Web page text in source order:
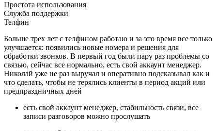
Простота использования
Служба поддержки
Телфин
Больше трех лет с телфином работаю и за это время все только
улучшается: появились новые номера и решения для
обработки звонков. В первый год были пару раз проблемы со
связью, сейчас все нормально, есть свой аккаунт менеджер.
Николай уже не раз выручал и оперативно подсказывал как и
что сделать, чтобы не терялись клиенты в период акций или
предпраздничных дней
есть свой аккаунт менеджер, стабильность связи, все
записи разговоров можно прослушать